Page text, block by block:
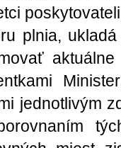
plnia,
jednotlivým